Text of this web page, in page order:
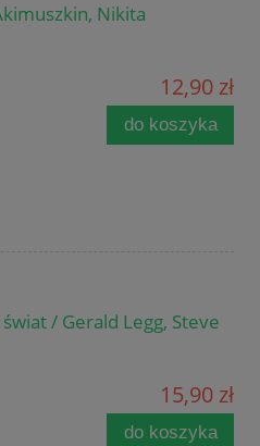
Nikita
12,90 zł
do koszyka
/ Gerald Legg, Steve
15,90 zł
do koszyka